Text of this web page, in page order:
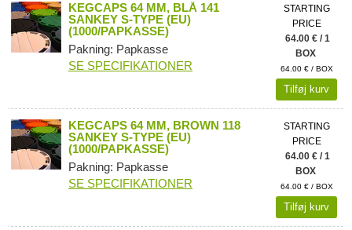
KEGCAPS 64 MM, BLÅ 141
SANKEY S-TYPE (EU)
(1000/PAPKASSE)
Pakning: Papkasse
SE SPECIFIKATIONER
STARTING
PRICE
64.00 € / 1
BOX
64.00 € / BOX
Tilføj kurv
KEGCAPS 64 MM, BROWN 118
SANKEY S-TYPE (EU)
(1000/PAPKASSE)
Pakning: Papkasse
SE SPECIFIKATIONER
STARTING
PRICE
64.00 € / 1
BOX
64.00 € / BOX
Tilføj kurv